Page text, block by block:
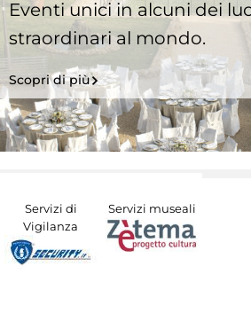
Eventi unici in alcuni dei
straordinari al mondo.
Scopri di più
Servizi di
Vigilanza
Servizi museali